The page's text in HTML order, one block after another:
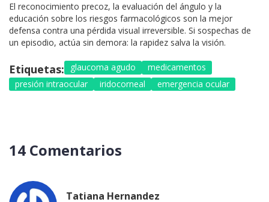
El reconocimiento precoz, la evaluación del ángulo y la
educación sobre los riesgos farmacológicos son la mejor
defensa contra una pérdida visual irreversible. Si sospechas de
un episodio, actúa sin demora: la rapidez salva la visión.
Etiquetas: glaucoma agudo
medicamentos
presión intraocular
iridocorneal emergencia ocular
14 Comentarios
Tatiana Hernandez